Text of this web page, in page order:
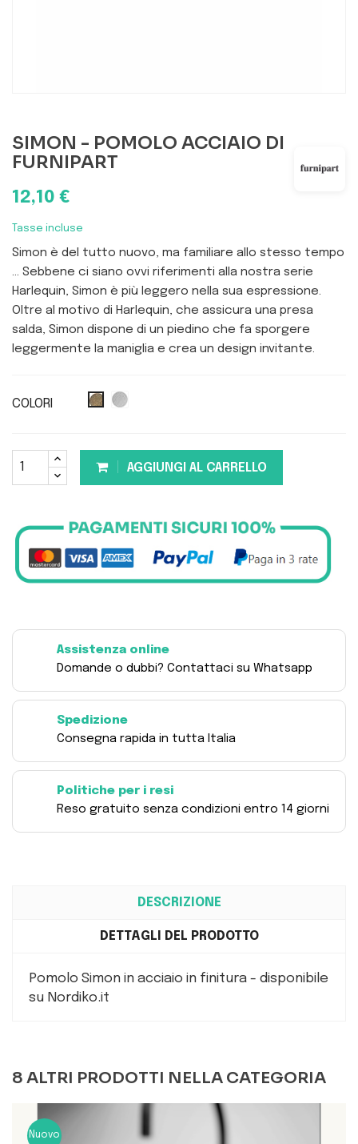
SIMON - POMOLO ACCIAIO DI
FURNIPART
12,10 €
Tasse incluse
Simon è del tutto nuovo, ma familiare allo stesso tempo
... Sebbene ci siano ovvi riferimenti alla nostra serie
Harlequin, Simon è più leggero nella sua espressione.
Oltre al motivo di Harlequin, che assicura una presa
salda, Simon dispone di un piedino che fa sporgere
leggermente la maniglia e crea un design invitante.
COLORI
AGGIUNGI AL CARRELLO
Assistenza online
Domande o dubbi? Contattaci su Whatsapp
Spedizione
Consegna rapida in tutta Italia
Politiche per i resi
Reso gratuito senza condizioni entro 14 giorni
DESCRIZIONE
DETTAGLI DEL PRODOTTO
Pomolo Simon in acciaio in finitura - disponibile
su Nordiko.it
8 ALTRI PRODOTTI NELLA CATEGORIA
Nuovo